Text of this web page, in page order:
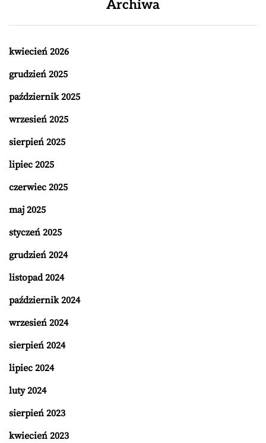
Archiwa
kwiecień 2026
grudzień 2025
październik 2025
wrzesień 2025
sierpień 2025
lipiec 2025
czerwiec 2025
maj 2025
styczeń 2025
grudzień 2024
listopad 2024
październik 2024
wrzesień 2024
sierpień 2024
lipiec 2024
luty 2024
sierpień 2023
kwiecień 2023